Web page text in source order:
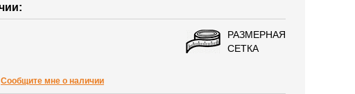
РАЗМЕРНАЯ
СЕТКА
Сообщите мне о наличии